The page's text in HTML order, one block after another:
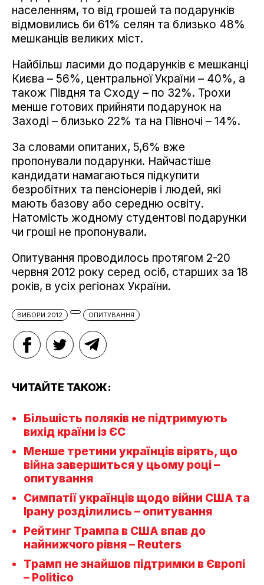
населенням, то від грошей та подарунків
відмовились би 61% селян та близько 48%
мешканців великих міст.
Найбільш ласими до подарунків є мешканці
Києва – 56%, центральної України – 40%, а
також Півдня та Сходу – по 32%. Трохи
менше готових прийняти подарунок на
Заході – близько 22% та на Півночі – 14%.
За словами опитаних, 5,6% вже
пропонували подарунки. Найчастіше
кандидати намагаються підкупити
безробітних та пенсіонерів і людей, які
мають базову або середню освіту.
Натомість жодному студентові подарунки
чи гроші не пропонували.
Опитування проводилось протягом 2-20
червня 2012 року серед осіб, старших за 18
років, в усіх регіонах України.
ВИБОРИ 2012 ОПИТУВАННЯ
ЧИТАЙТЕ ТАКОЖ:
Більшість поляків не підтримують
вихід країни із ЄС
Менше третини українців вірять, що
війна завершиться у цьому році –
опитування
Симпатії українців щодо війни США та
Ірану розділились – опитування
Рейтинг Трампа в США впав до
найнижчого рівня – Reuters
Трамп не знайшов підтримки в Європі
– Politico